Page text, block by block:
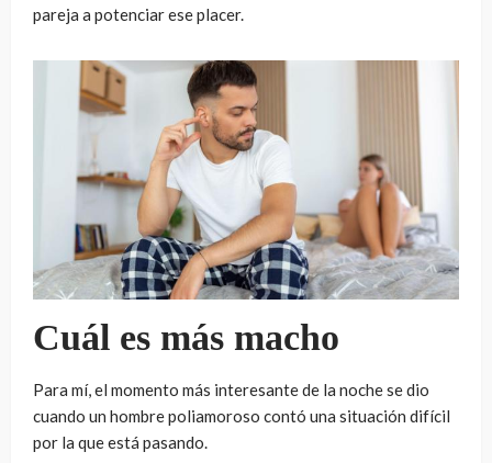
pareja a potenciar ese placer.
Cuál es más macho
Para mí, el momento más interesante de la noche se dio
cuando un hombre poliamoroso contó una situación difícil
por la que está pasando.